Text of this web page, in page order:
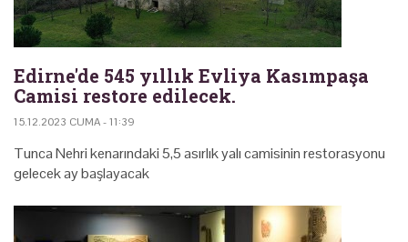
Edirne'de 545 yıllık Evliya Kasımpaşa
Camisi restore edilecek.
15.12.2023 CUMA - 11:39
Tunca Nehri kenarındaki 5,5 asırlık yalı camisinin restorasyonu
gelecek ay başlayacak